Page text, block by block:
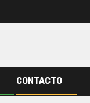
CONTACTO